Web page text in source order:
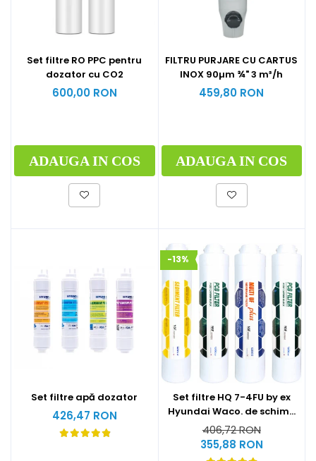
Set filtre RO PPC pentru
dozator cu CO2
600,00 RON
ADAUGA IN COS
FILTRU PURJARE CU CARTUS
INOX 90µm ¾" 3 m³/h
459,80 RON
ADAUGA IN COS
Set filtre apă dozator
426,47 RON
-13%
Set filtre HQ 7-4FU by ex
Hyundai Waco. de schimb
la 1 an (1xSediment+2xPost
Carbon Block+1xMulti U.F
Plus)
406,72 RON
355,88 RON